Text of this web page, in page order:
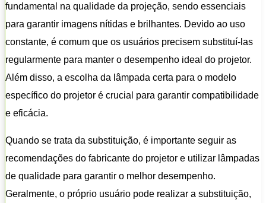
fundamental na qualidade da projeção, sendo essenciais
para garantir imagens nítidas e brilhantes. Devido ao uso
constante, é comum que os usuários precisem substituí-las
regularmente para manter o desempenho ideal do projetor.
Além disso, a escolha da lâmpada certa para o modelo
específico do projetor é crucial para garantir compatibilidade
e eficácia.
Quando se trata da substituição, é importante seguir as
recomendações do fabricante do projetor e utilizar lâmpadas
de qualidade para garantir o melhor desempenho.
Geralmente, o próprio usuário pode realizar a substituição,